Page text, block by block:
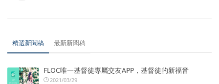
精選新聞稿 最新新聞稿
FLOC唯一基督徒專屬交友APP，基督徒的新福音
2021/03/29